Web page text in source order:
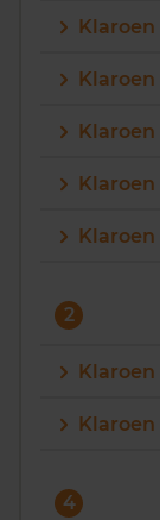
Klaroen
Klaroen
Klaroen
Klaroen
Klaroen
2
Klaroen
Klaroen
4